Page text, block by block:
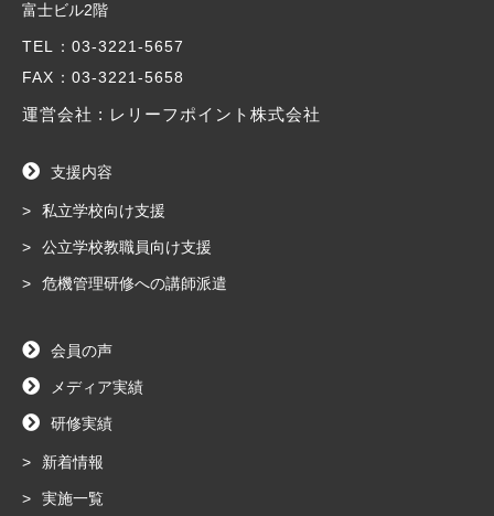
富士ビル2階
TEL ：03-3221-5657
FAX ：03-3221-5658
運営会社 : レリーフポイント株式会社
支援内容
私立学校向け支援
公立学校教職員向け支援
危機管理研修への講師派遣
会員の声
メディア実績
研修実績
新着情報
実施一覧